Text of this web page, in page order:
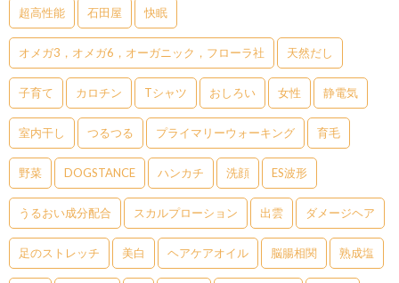
超高性能 石田屋 快眠
オメガ3，オメガ6，オーガニック，フローラ社 天然だし
子育て カロチン Tシャツ おしろい 女性 静電気
室内干し つるつる プライマリーウォーキング 育毛
野菜 DOGSTANCE ハンカチ 洗顔 ES波形
うるおい成分配合 スカルプローション 出雲 ダメージヘア
足のストレッチ 美白 ヘアケアオイル 脳腸相関 熟成塩